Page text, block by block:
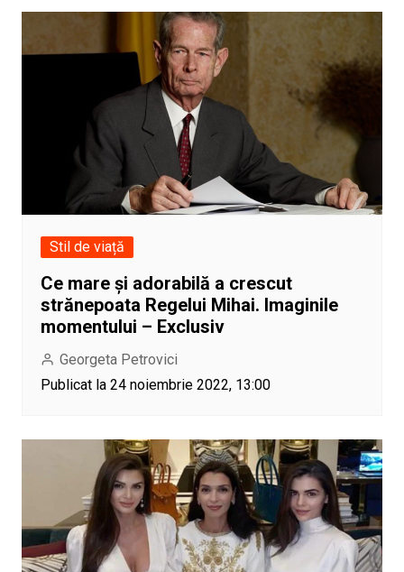
Stil de viață
Ce mare și adorabilă a crescut
strănepoata Regelui Mihai. Imaginile
momentului – Exclusiv
Georgeta Petrovici
Publicat la 24 noiembrie 2022, 13:00